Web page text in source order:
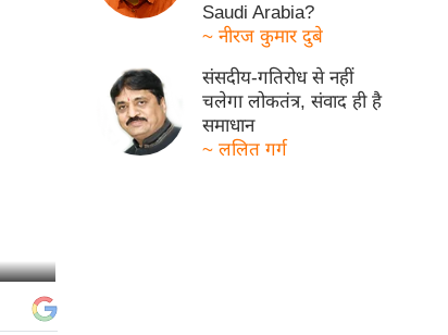
Saudi Arabia?
~ नीरज कुमार दुबे
संसदीय-गतिरोध से नहीं
चलेगा लोकतंत्र, संवाद ही है
समाधान
~ ललित गर्ग